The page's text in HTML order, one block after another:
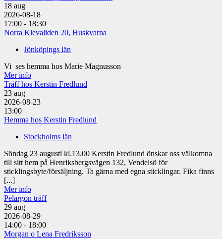
18 aug
2026-08-18
17:00 - 18:30
Norra Klevaliden 20, Huskvarna
Jönköpings län
Vi ses hemma hos Marie Magnusson
Mer info
Träff hos Kerstin Fredlund
23 aug
2026-08-23
13:00
Hemma hos Kerstin Fredlund
Stockholms län
Söndag 23 augusti kl.13.00 Kerstin Fredlund önskar oss välkomna
till sitt hem på Henriksbergsvägen 132, Vendelsö för
sticklingsbyte/försäljning. Ta gärna med egna sticklingar. Fika finns
[...]
Mer info
Pelargon träff
29 aug
2026-08-29
14:00 - 18:00
Morgan o Lena Fredriksson